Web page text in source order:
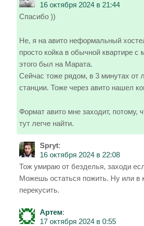
16 октября 2024 в 21:44
Спасибо ))
Не, я на авито неформальный
просто койка в обычной квартире с
этого был на Марата.
Сейчас тоже рядом, в 3 минутах от
станции. Тоже через авито нашел
Формат авито мне заходит, потому,
тут легче найти.
Spryt:
16 октября 2024 в 22:08
Тож умираю от безделья, заходи
Можешь остаться пожить. Ну или в
перекусить.
Артем:
17 октября 2024 в 0:55